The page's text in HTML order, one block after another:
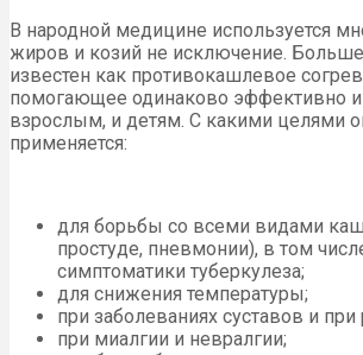
В народной медицине используется
жиров и козий не исключение.
известен как противокашлевое
помогающее одинаково эффективно и
взрослым, и детям. С какими целями
применяется:
для борьбы со всеми видами
простуде, пневмонии), в том
симптоматики туберкулеза;
для снижения температуры;
при заболеваниях суставов и
при миалгии и невралгии;